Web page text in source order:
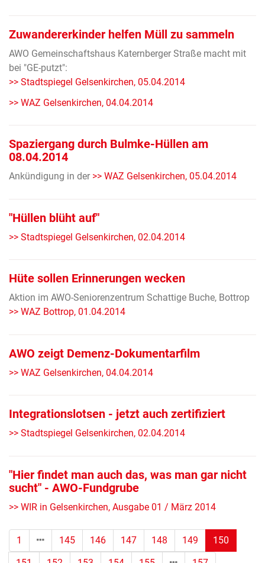
Zuwandererkinder helfen Müll zu sammeln
AWO Gemeinschaftshaus Katernberger Straße macht mit
bei "GE-putzt":
>> Stadtspiegel Gelsenkirchen, 05.04.2014
>> WAZ Gelsenkirchen, 04.04.2014
Spaziergang durch Bulmke-Hüllen am
08.04.2014
Ankündigung in der >> WAZ Gelsenkirchen, 05.04.2014
"Hüllen blüht auf"
>> Stadtspiegel Gelsenkirchen, 02.04.2014
Hüte sollen Erinnerungen wecken
Aktion im AWO-Seniorenzentrum Schattige Buche, Bottrop
>> WAZ Bottrop, 01.04.2014
AWO zeigt Demenz-Dokumentarfilm
>> WAZ Gelsenkirchen, 04.04.2014
Integrationslotsen - jetzt auch zertifiziert
>> Stadtspiegel Gelsenkirchen, 02.04.2014
"Hier findet man auch das, was man gar nicht
sucht" - AWO-Fundgrube
>> WIR in Gelsenkirchen, Ausgabe 01 / März 2014
1 145 146 147 148 149 150